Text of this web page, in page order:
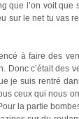
que l’on voit que
sur le net tu vas
à faire des
Donc c’était des
je suis rentré
ceux qui nous
la partie